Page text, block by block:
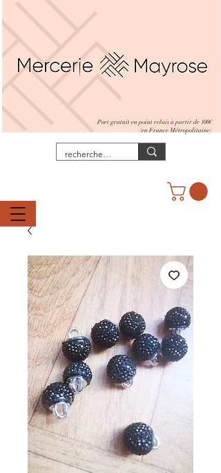
Port gratuit en point relais à partir de 100€
(en France Métropolitaine)